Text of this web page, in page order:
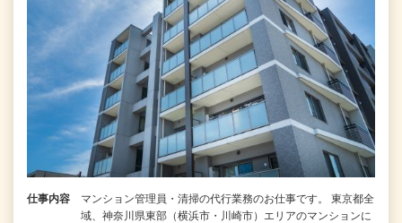
仕事内容
マンション管理員・清掃の代行業務のお仕事です。 東京都全
域、神奈川県東部（横浜市・川崎市）エリアのマンションに